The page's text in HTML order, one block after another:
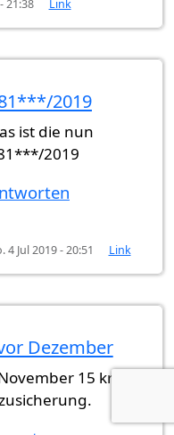
21:38 Link
2019
ist die nun
2019
4 Jul 2019 - 20:51 Link
Gast (nicht
Dezember
15 kriegst